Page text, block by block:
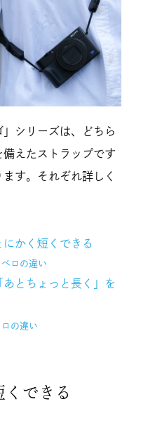
」シリーズは、どちら
備えたストラップです
す。それぞれ詳しく
にかく短くできる
ロの違い
あとちょっと長く」を
の違い
くできる